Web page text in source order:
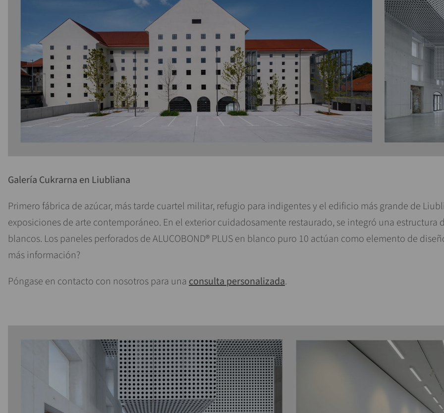
Galería Cukrarna en Liubliana
Primero fábrica de azúcar, más tarde cuartel militar, refugio para indigentes y el edificio más grande de
exposiciones de arte contemporáneo. En el exterior cuidadosamente restaurado, se integró una estructura
blancos. Los paneles perforados de ALUCOBOND® PLUS en blanco puro 10 actúan como elemento de
más información?
Póngase en contacto con nosotros para una consulta personalizada.